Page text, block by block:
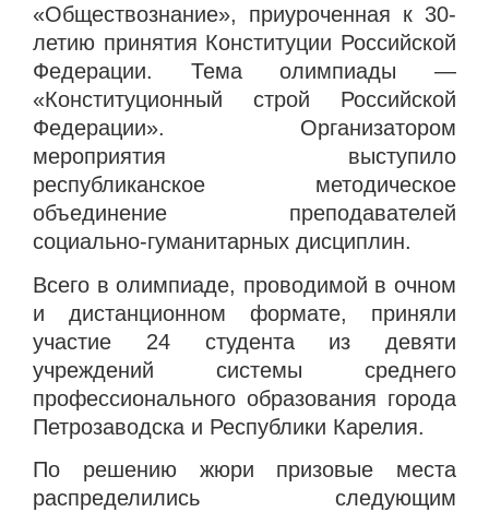
«Обществознание», приуроченная к 30-
летию принятия Конституции Российской
Федерации. Тема олимпиады —
«Конституционный строй Российской
Федерации». Организатором
мероприятия выступило
республиканское методическое
объединение преподавателей
социально-гуманитарных дисциплин.
Всего в олимпиаде, проводимой в очном
и дистанционном формате, приняли
участие 24 студента из девяти
учреждений системы среднего
профессионального образования города
Петрозаводска и Республики Карелия.
По решению жюри призовые места
распределились следующим